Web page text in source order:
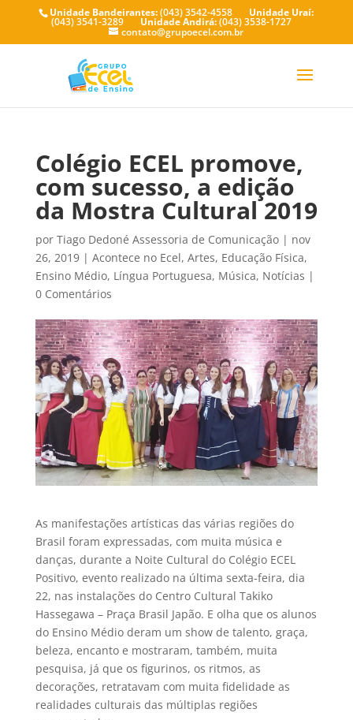
Unidade Bandeirantes:(043) 3542-4558 Unidade Uraí:
(043) 3541-3289 Unidade Andirá:(043) 3538-1727
contato@grupoecel.com.br
Colégio ECEL promove,
com sucesso, a edição
da Mostra Cultural 2019
por Tiago Dedoné Assessoria de Comunicação| nov
26, 2019| Acontece no Ecel, Artes, Educação Física,
Ensino Médio, Língua Portuguesa, Música, Notícias |
0 Comentários
As manifestações artísticas das várias regiões do
Brasil foram expressadas, com muita música e
danças, durante a Noite Cultural do Colégio ECEL
Positivo, evento realizado na última sexta-feira, dia
22, nas instalações do Centro Cultural Takiko
Hassegawa – Praça Brasil Japão. E olha que os alunos
do Ensino Médio deram um show de talento, graça,
beleza, encanto e mostraram, também, muita
pesquisa, já que os figurinos, os ritmos, as
decorações, retratavam com muita fidelidade as
realidades culturais das múltiplas regiões